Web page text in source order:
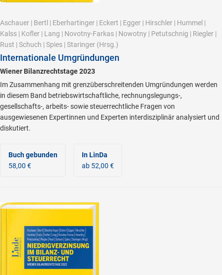
Aschauer | Bertl | Eberhartinger | Eckert | Egger | Hirschler | Hummel |
Kalss | Kofler | Lang | Novotny-Farkas | Nowotny | Petutschnig | Riegler |
Rust | Schuch | Spies | Staringer (Hrsg.)
Internationale Umgründungen
Wiener Bilanzrechtstage 2023
Im Zusammenhang mit grenzüberschreitenden Umgründungen werden
in diesem Band betriebswirtschaftliche, rechnungslegungs-,
gesellschafts-, arbeits- sowie steuerrechtliche Fragen von
ausgewiesenen Expertinnen und Experten interdisziplinär analysiert und
diskutiert.
Buch gebunden
58,00 €
In LinDa
ab 52,00 €